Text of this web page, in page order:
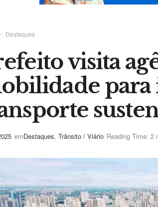
Destaques
visita
emDestaques, Trânsito / Viário Reading Time: 2